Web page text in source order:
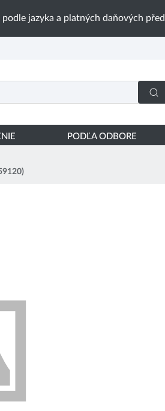
podle jazyka a platných daňových
PODĽA ODBORE